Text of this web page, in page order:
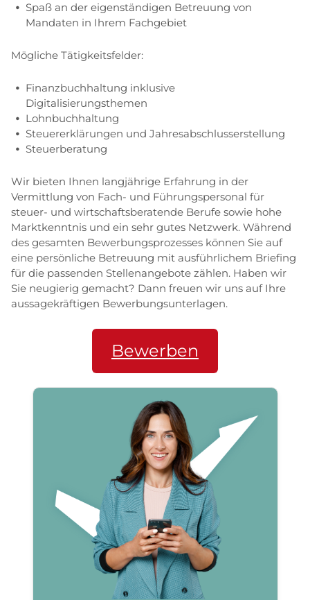
Spaß an der eigenständigen Betreuung von
Mandaten in Ihrem Fachgebiet
Mögliche Tätigkeitsfelder:
Finanzbuchhaltung inklusive
Digitalisierungsthemen
Lohnbuchhaltung
Steuererklärungen und Jahresabschlusserstellung
Steuerberatung
Wir bieten Ihnen langjährige Erfahrung in der
Vermittlung von Fach- und Führungspersonal für
steuer- und wirtschaftsberatende Berufe sowie hohe
Marktkenntnis und ein sehr gutes Netzwerk. Während
des gesamten Bewerbungsprozesses können Sie auf
eine persönliche Betreuung mit ausführlichem Briefing
für die passenden Stellenangebote zählen. Haben wir
Sie neugierig gemacht? Dann freuen wir uns auf Ihre
aussagekräftigen Bewerbungsunterlagen.
Bewerben